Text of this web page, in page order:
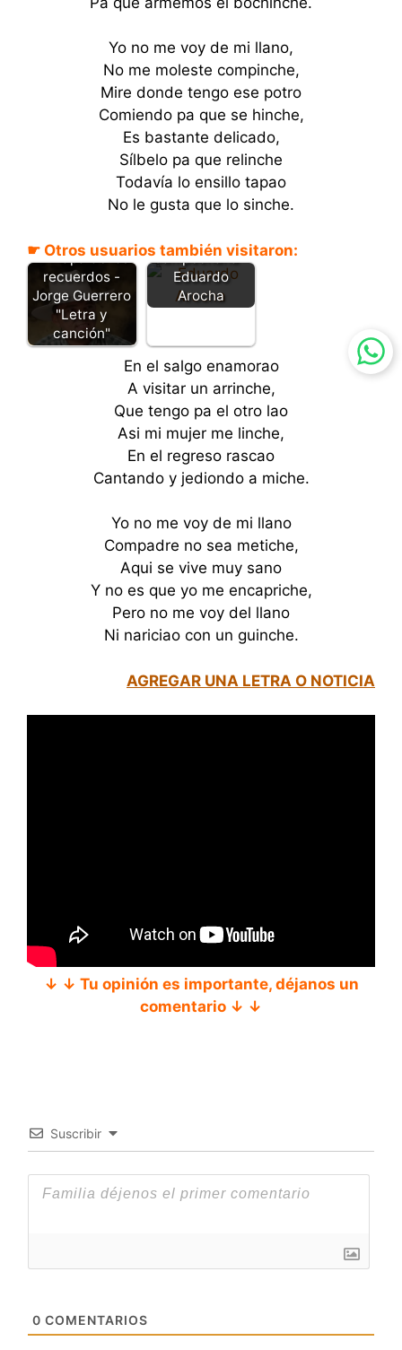
Yo no me voy de mi llano,
No me moleste compinche,
Mire donde tengo ese potro
Comiendo pa que se hinche,
Es bastante delicado,
Sílbelo pa que relinche
Todavía lo ensillo tapao
No le gusta que lo sinche.
☛ Otros usuarios también visitaron:
El mapa de los
recuerdos -
Jorge Guerrero
"Letra y
canción"
Campechana -
Eduardo
Arocha
En el salgo enamorao
A visitar un arrinche,
Que tengo pa el otro lao
Asi mi mujer me linche,
En el regreso rascao
Cantando y jediondo a miche.
Yo no me voy de mi llano
Compadre no sea metiche,
Aqui se vive muy sano
Y no es que yo me encapriche,
Pero no me voy del llano
Ni nariciao con un guinche.
AGREGAR UNA LETRA O NOTICIA
↓ ↓ Tu opinión es importante, déjanos un
comentario ↓ ↓
Suscribir
0 COMENTARIOS